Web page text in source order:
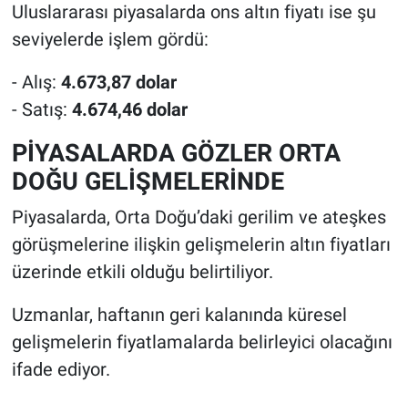
Uluslararası piyasalarda ons altın fiyatı ise şu
seviyelerde işlem gördü:
- Alış: 4.673,87 dolar
- Satış: 4.674,46 dolar
PİYASALARDA GÖZLER ORTA
DOĞU GELİŞMELERİNDE
Piyasalarda, Orta Doğu’daki gerilim ve ateşkes
görüşmelerine ilişkin gelişmelerin altın fiyatları
üzerinde etkili olduğu belirtiliyor.
Uzmanlar, haftanın geri kalanında küresel
gelişmelerin fiyatlamalarda belirleyici olacağını
ifade ediyor.